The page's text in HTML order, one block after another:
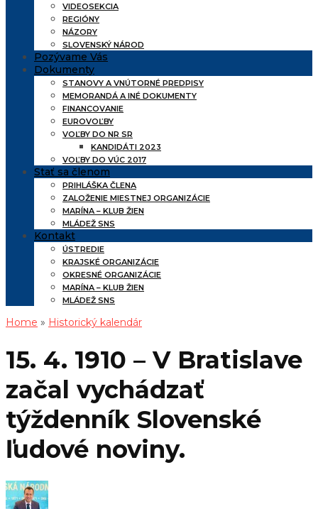
VIDEOSEKCIA
REGIÓNY
NÁZORY
SLOVENSKÝ NÁROD
Pozývame Vás
Dokumenty
STANOVY A VNÚTORNÉ PREDPISY
MEMORANDÁ A INÉ DOKUMENTY
FINANCOVANIE
EUROVOĽBY
VOĽBY DO NR SR
KANDIDÁTI 2023
VOĽBY DO VÚC 2017
Stať sa členom
PRIHLÁŠKA ČLENA
ZALOŽENIE MIESTNEJ ORGANIZÁCIE
MARÍNA – KLUB ŽIEN
MLÁDEŽ SNS
Kontakt
ÚSTREDIE
KRAJSKÉ ORGANIZÁCIE
OKRESNÉ ORGANIZÁCIE
MARÍNA – KLUB ŽIEN
MLÁDEŽ SNS
Home » Historický kalendár
15. 4. 1910 – V Bratislave
začal vychádzať
týždenník Slovenské
ľudové noviny.